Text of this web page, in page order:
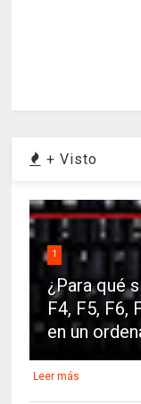
+ Visto
1
¿Para qué
F4, F5, F6,
en un
Leer más